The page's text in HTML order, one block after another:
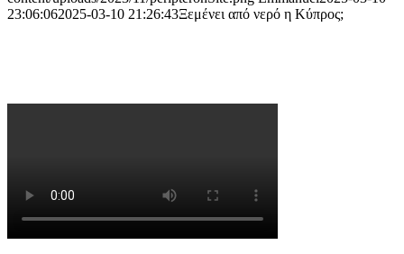
23:06:062025-03-10 21:26:43Ξεμένει από νερό η Κύπρος;